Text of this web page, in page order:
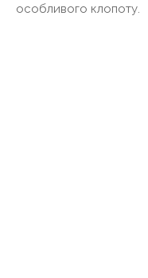
особливого клопоту.